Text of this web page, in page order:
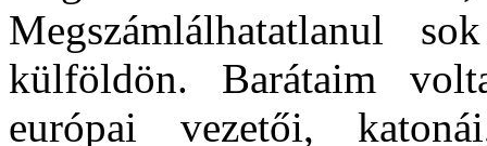
Megszámlálhatatlanul
külföldön. Barátaim
európai vezetői,